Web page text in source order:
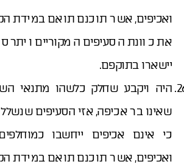
ואכיפים, אשר תוכנם תואם במידת
את כוונת הסעיפים המקוריים ויתר
יישארו בתוקפם.
היה ויקבע שחלק כלשהו מתנאי
שאינו בר אכיפה, אזי הסעיפים
כי אינם אכיפים ייחשבו
ואכיפים, אשר תוכנם תואם במידת